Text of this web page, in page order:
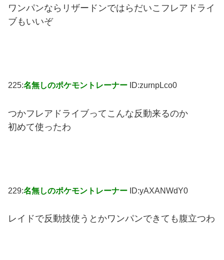
ワンパンならリザードンではらだいこフレアドライ
ブもいいぞ
225:名無しのポケモントレーナー ID:zurnpLco0
つかフレアドライブってこんな反動来るのか
初めて使ったわ
229:名無しのポケモントレーナー ID:yAXANWdY0
レイドで反動技使うとかワンパンできても腹立つわ